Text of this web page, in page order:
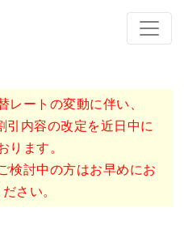
レートの変動に伴い、
引内容の改定を近日中に
ります。
検討中の方はお早めにお
さい。